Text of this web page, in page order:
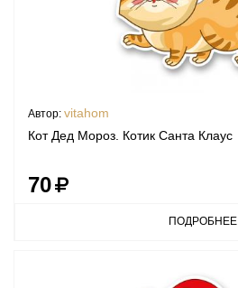
Автор: vitahom
Кот Дед Мороз. Котик Санта Клаус
70
ПОДРОБНЕЕ